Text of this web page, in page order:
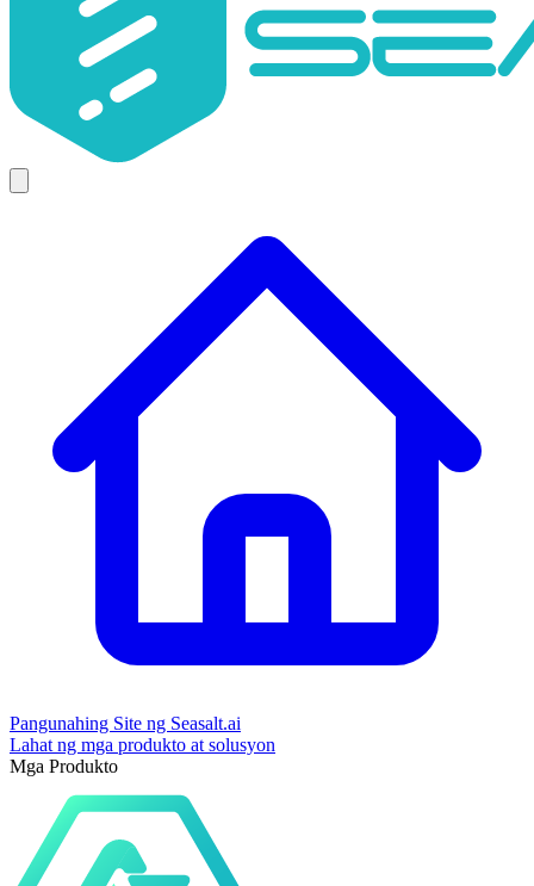
Pangunahing Site ng Seasalt.ai
Lahat ng mga produkto at solusyon
Mga Produkto